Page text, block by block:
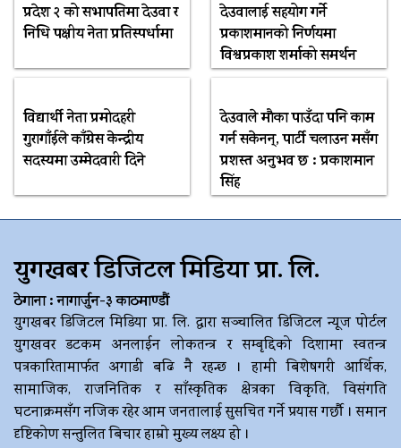
प्रदेश २ को सभापतिमा देउवा र
निधि पक्षीय नेता प्रतिस्पर्धामा
देउवालाई सहयोग गर्ने
प्रकाशमानको निर्णयमा
विश्वप्रकाश शर्माको समर्थन
विद्यार्थी नेता प्रमोदहरी
गुरागाँईले काँग्रेस केन्द्रीय
सदस्यमा उम्मेदवारी दिने
देउवाले मौका पाउँदा पनि काम
गर्न सकेनन्, पार्टी चलाउन मसँग
प्रशस्त अनुभव छ : प्रकाशमान
सिंह
युगखबर डिजिटल मिडिया प्रा. लि.
ठेगाना : नागार्जुन-३ काठमाण्डौं
युगखबर डिजिटल मिडिया प्रा. लि. द्धारा सञ्चालित डिजिटल न्यूज पोर्टल
युगखवर डटकम अनलाईन लोकतन्त्र र सम्बृद्दिको दिशामा स्वतन्त्र
पत्रकारितामार्फत अगाडी बढि नै रहन्छ । हामी बिशेषगरी आर्थिक,
सामाजिक, राजनितिक र साँस्कृतिक क्षेत्रका विकृति, विसंगति
घटनाक्रमसँग नजिक रहेर आम जनतालाई सुसचित गर्ने प्रयास गर्छौ । समान
दृष्टिकोण सन्तुलित बिचार हाम्रो मुख्य लक्ष्य हो ।